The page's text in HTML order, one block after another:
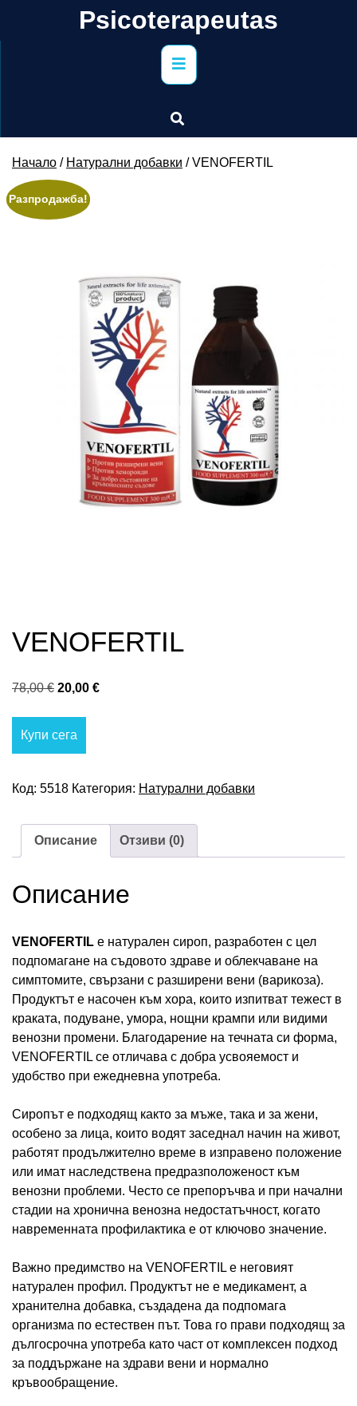
Psicoterapeutas
Primary
Menu
Начало / Натурални добавки / VENOFERTIL
Разпродажба!
VENOFERTIL
78,00€ Original
20,00 €Текущата
Купи сега
Код: 5518 Категория: Натурални добавки
Описание Отзиви (0)
Описание
VENOFERTIL е натурален сироп, разработен с цел
подпомагане на съдовото здраве и облекчаване на
симптомите, свързани с разширени вени (варикоза).
Продуктът е насочен към хора, които изпитват тежест в
краката, подуване, умора, нощни крампи или видими
венозни промени. Благодарение на течната си форма,
VENOFERTIL се отличава с добра усвояемост и
удобство при ежедневна употреба.
Сиропът е подходящ както за мъже, така и за жени,
особено за лица, които водят заседнал начин на живот,
работят продължително време в изправено положение
или имат наследствена предразположеност към
венозни проблеми. Често се препоръчва и при начални
стадии на хронична венозна недостатъчност, когато
навременната профилактика е от ключово значение.
Важно предимство на VENOFERTIL е неговият
натурален профил. Продуктът не е медикамент, а
хранителна добавка, създадена да подпомага
организма по естествен път. Това го прави подходящ за
дългосрочна употреба като част от комплексен подход
за поддържане на здрави вени и нормално
кръвообращение.